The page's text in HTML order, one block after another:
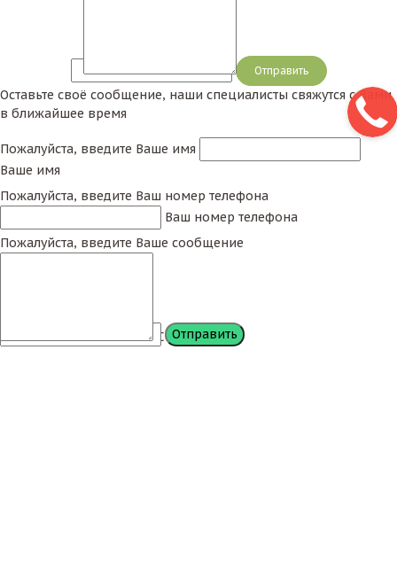
Сообщение
Оставьте своё сообщение, наши специалисты свяжутся с Вами
в ближайшее время
Пожалуйста, введите Ваше имя
Ваше имя
Пожалуйста, введите Ваш номер телефона
Ваш номер телефона
Пожалуйста, введите Ваше сообщение
Сообщение